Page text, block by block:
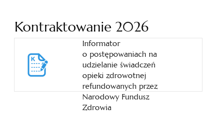
Kontraktowanie 2026
Informator
o postępowaniach na
udzielanie świadczeń
opieki zdrowotnej
refundowanych przez
Narodowy Fundusz
Zdrowia